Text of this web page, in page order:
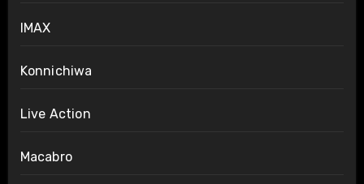
IMAX
Konnichiwa
Live Action
Macabro